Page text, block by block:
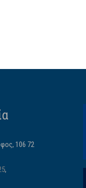
106 72
,